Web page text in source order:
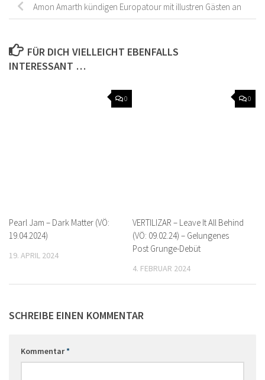
Amon Amarth kündigen Europatour mit illustren Gästen an
FÜR DICH VIELLEICHT EBENFALLS
INTERESSANT …
0
Pearl Jam – Dark Matter (VÖ:
19.04.2024)
19. APRIL 2024
0
VERTILIZAR – Leave It All Behind
(VÖ: 09.02.24) – Gelungenes
Post Grunge-Debüt
4. FEBRUAR 2024
SCHREIBE EINEN KOMMENTAR
Kommentar*